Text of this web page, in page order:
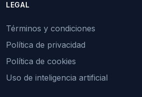
LEGAL
Términos y condiciones
Política de privacidad
Política de cookies
Uso de inteligencia artificial